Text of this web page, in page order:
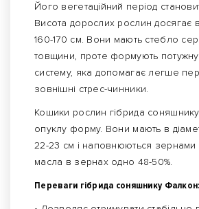
Його вегетаційний період
Висота дорослих рослин досягає
160-170 см. Вони мають стебло
товщини, проте формують
систему, яка допомагає легше
зовнішні стрес-чинники.
Кошики рослин гібрида
опуклу форму. Вони мають в
22-23 см і наповнюються зернами
масла в зернах одно 48-50%.
Переваги гібрида соняшнику Фалкон: